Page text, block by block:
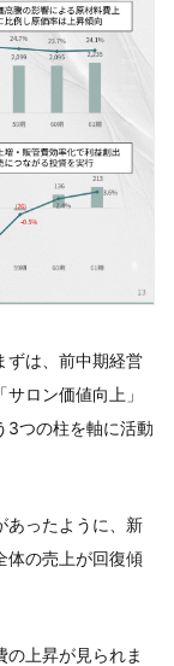
ずは、前中期経営
ロン価値向上」
3つの柱を軸に活動
あったように、新
体の売上が回復傾
上昇が見られま